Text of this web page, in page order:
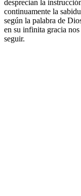
desprecian la
continuamente la
según la palabra de
en su infinita gracia
seguir.